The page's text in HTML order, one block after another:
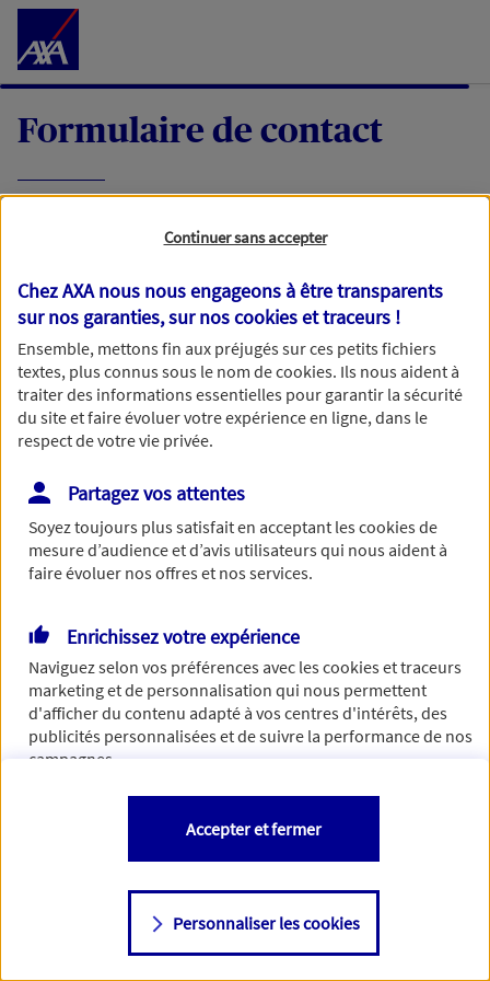
Accéder au Contenu
Formulaire de contact
demande, nous vous répondrons dans les
meilleurs délais par mail ou par téléphone.
Votre message :
Vous disposez de droits sur les informations vous concernant. Pour
plus d’informations,cliquez ici.
Continuer sans accepter
Chez AXA nous nous engageons à être transparents
sur nos garanties, sur noscookies et traceurs !
Ensemble, mettons fin aux préjugés sur ces petits fichiers
textes, plus connus sous le nom decookies. Ils nous aident à
traiter des informations essentielles pour garantir la sécurité
du site et faire évoluer votre expérience en ligne, dans le
respect de votre vie privée.
Partagez vos attentes
Soyez toujours plus satisfait en acceptant lescookiesde
mesure d’audience et d’avis utilisateurs qui nous aident à
faire évoluer nos offres et nos services.
Enrichissez votre expérience
Naviguez selon vos préférences avec lescookies et traceurs
marketing et de personnalisation qui nous permettent
d'afficher du contenu adapté à vos centres d'intérêts, des
publicités personnalisées et de suivre la performance de nos
campagnes.
Vous êtes libre de les accepter, de les refuser comme de
changer d'avis à tout moment en allant sur
Consulter notre politique decookies
Personnaliser les cookies
Accepter et fermer